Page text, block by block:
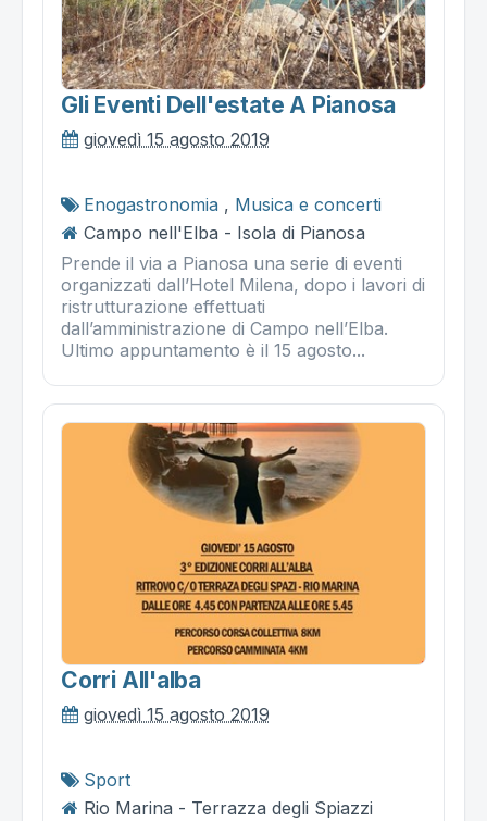
Gli Eventi Dell'estate A Pianosa
giovedì 15 agosto 2019
Enogastronomia , Musica e concerti
Campo nell'Elba - Isola di Pianosa
Prende il via a Pianosa una serie di eventi
organizzati dall’Hotel Milena, dopo i lavori di
ristrutturazione effettuati
dall’amministrazione di Campo nell’Elba.
Ultimo appuntamento è il 15 agosto...
Corri All'alba
giovedì 15 agosto 2019
Sport
Rio Marina - Terrazza degli Spiazzi